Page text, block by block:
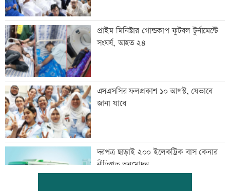
প্রাইম মিনিস্টার গোল্ডকাপ ফুটবল টুর্নামেন্টে
সংঘর্ষ, আহত ২৪
এসএসসির ফলপ্রকাশ ১০ আগস্ট, যেভাবে
জানা যাবে
দরপত্র ছাড়াই ২০০ ইলেকট্রিক বাস কেনার
নীতিগত অনুমোদন